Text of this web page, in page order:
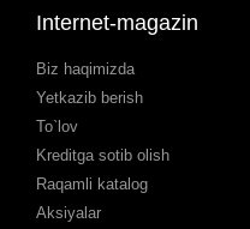
Internet-magazin
Biz haqimizda
Yetkazib berish
To`lov
Kreditga sotib olish
Raqamli katalog
Aksiyalar